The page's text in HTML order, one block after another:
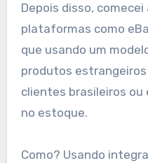
Depois disso,
plataformas como
que usando um
produtos
clientes brasileiros
no estoque.
Como? Usando